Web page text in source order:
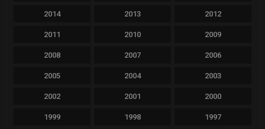
2014 2013 2012
2011 2010 2009
2008 2007 2006
2005 2004 2003
2002 2001 2000
1999 1998 1997